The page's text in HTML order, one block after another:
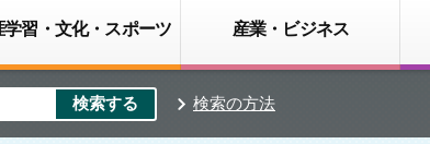
学習・文化・スポーツ 産業・ビジネス
検索の方法